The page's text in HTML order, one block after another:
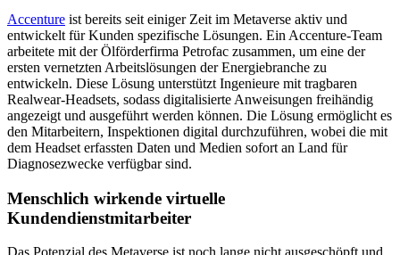
Accenture ist bereits seit einiger Zeit im Metaverse aktiv und
entwickelt für Kunden spezifische Lösungen. Ein Accenture-Team
arbeitete mit der Ölförderfirma Petrofac zusammen, um eine der
ersten vernetzten Arbeitslösungen der Energiebranche zu
entwickeln. Diese Lösung unterstützt Ingenieure mit tragbaren
Realwear-Headsets, sodass digitalisierte Anweisungen freihändig
angezeigt und ausgeführt werden können. Die Lösung ermöglicht es
den Mitarbeitern, Inspektionen digital durchzuführen, wobei die mit
dem Headset erfassten Daten und Medien sofort an Land für
Diagnosezwecke verfügbar sind.
Menschlich wirkende virtuelle
Kundendienstmitarbeiter